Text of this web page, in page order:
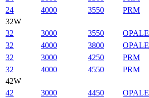
24
4000 3550 PRM
32W
32
3000 3550 OPALE
32
4000 3800 OPALE
32
3000 4250 PRM
32
4000 4550 PRM
42W
42
3000 4450 OPALE